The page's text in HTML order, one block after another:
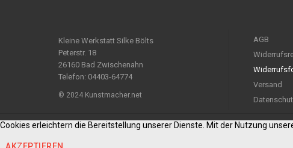
Kleine Werkstatt Silke Bölts
Peterstr. 18
26160 Bad Zwischenahn
Telefon: 04403-64774
© 2024 Kunstmacher.net
AGB
Versand
Cookies erleichtern die Bereitstellung unserer Dienste. Mit der Nutzung